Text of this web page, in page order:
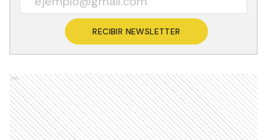
RECIBIR NEWSLETTER
Ads